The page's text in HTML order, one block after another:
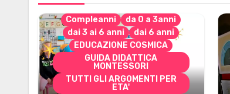
Compleanni
da 0 a 3anni
dai 3 ai 6 anni
dai 6 anni
EDUCAZIONE COSMICA
GUIDA DIDATTICA
MONTESSORI
TUTTI GLI ARGOMENTI PER
ETA'